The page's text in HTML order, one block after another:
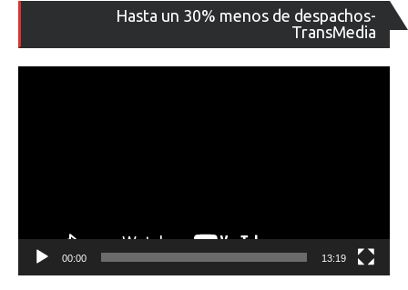
Hasta un 30% menos de despachos-
TransMedia
de
00:00 13:19